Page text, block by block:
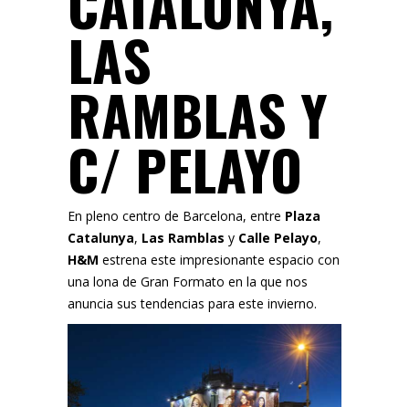
LAS
RAMBLAS Y
C/ PELAYO
En pleno centro de Barcelona, entre Plaza
Catalunya, Las Ramblas y Calle Pelayo,
H&M estrena este impresionante espacio con
una lona de Gran Formato en la que nos
anuncia sus tendencias para este invierno.